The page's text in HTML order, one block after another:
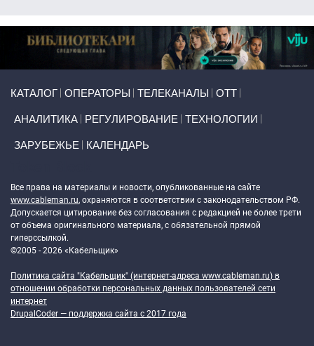
КАТАЛОГ ОПЕРАТОРЫ ТЕЛЕКАНАЛЫ ОТТ
АНАЛИТИКА РЕГУЛИРОВАНИЕ ТЕХНОЛОГИИ
ЗАРУБЕЖЬЕ КАЛЕНДАРЬ
Все права на материалы и новости, опубликованные на сайте
www.cableman.ru, охраняются в соответствии с законодательством РФ.
Допускается цитирование без согласования с редакцией не более трети
от объема оригинального материала, с обязательной прямой
гиперссылкой.
©2005 - 2026 «Кабельщик»
Политика сайта "Кабельщик" (интернет-адреса www.cableman.ru) в
отношении обработки персональных данных пользователей сети
интернет
DrupalCoder — поддержка сайта c 2017 года